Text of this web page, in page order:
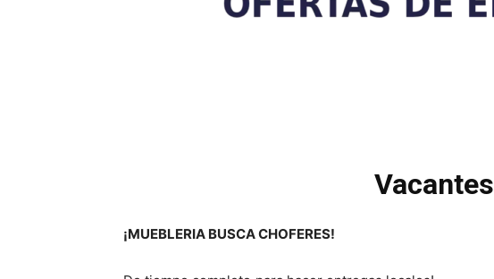
Vacantes
¡MUEBLERIA BUSCA CHOFERES!